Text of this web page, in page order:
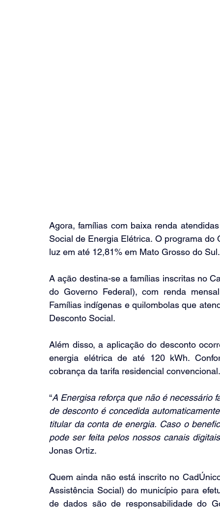
Agora, famílias com baixa renda
Social de Energia Elétrica. O programa
luz em até 12,81% em Mato Grosso do Sul.
A ação destina-se a famílias inscritas no
do Governo Federal), com renda
Famílias indígenas e quilombolas que
Desconto Social.
Além disso, a aplicação do desconto
energia elétrica de até 120 kWh.
cobrança da tarifa residencial convencional.
“A Energisa reforça que não é necessário
de desconto é concedida
titular da conta de energia. Caso o
pode ser feita pelos nossos canais digitais
Jonas Ortiz.
Quem ainda não está inscrito no
Assistência Social) do município para
de dados são de responsabilidade do